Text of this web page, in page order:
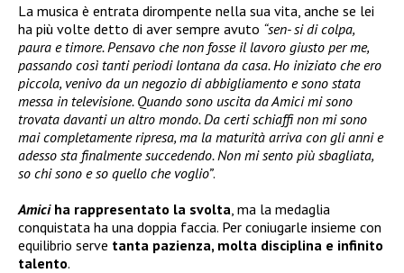
La musica è entrata dirompente nella sua vita, anche se lei
ha più volte detto di aver sempre avuto “sen- si di colpa,
paura e timore. Pensavo che non fosse il lavoro giusto per me,
passando così tanti periodi lontana da casa. Ho iniziato che ero
piccola, venivo da un negozio di abbigliamento e sono stata
messa in televisione. Quando sono uscita da Amici mi sono
trovata davanti un altro mondo. Da certi schiaffi non mi sono
mai completamente ripresa, ma la maturità arriva con gli anni e
adesso sta finalmente succedendo. Non mi sento più sbagliata,
so chi sono e so quello che voglio”.
Amiciha rappresentato la svolta , ma la medaglia
conquistata ha una doppia faccia. Per coniugarle insieme con
equilibrio serve tanta pazienza, molta disciplina e infinito
talento.